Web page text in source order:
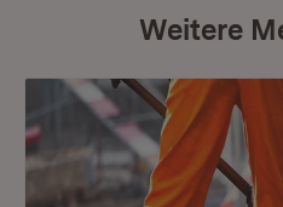
Weitere